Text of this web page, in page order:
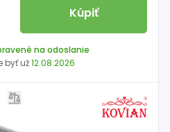
Kúpiť
na odoslanie
byť už12.08.2026